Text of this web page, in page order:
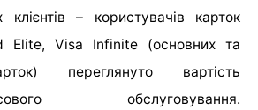
– користувачів карток
Elite, Visa Infinite (основних та
переглянуто вартість
касового обслуговування.